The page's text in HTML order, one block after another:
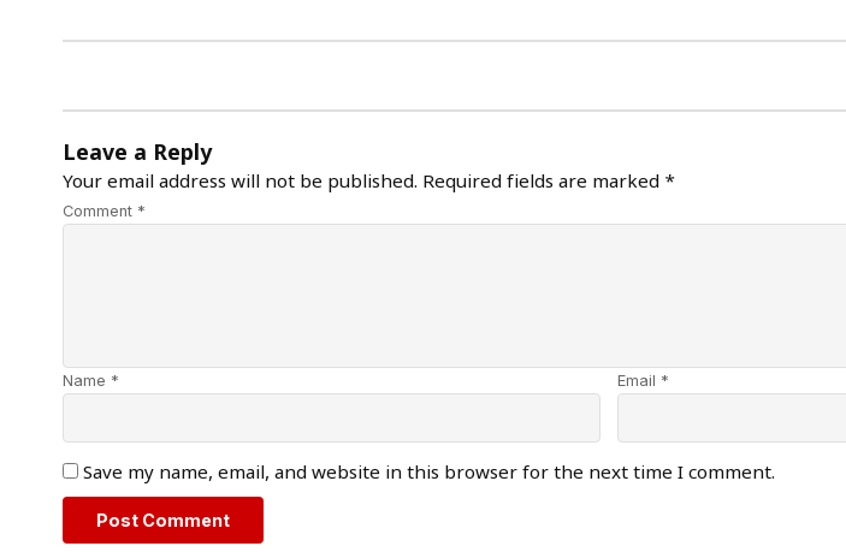
Leave a Reply
Your email address will not be published. Required fields are marked *
Comment *
Name * Email *
Save my name, email, and website in this browser for the next time I comment.